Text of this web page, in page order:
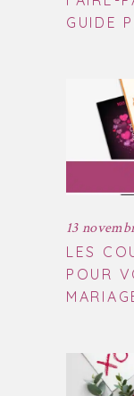
GUIDE
13
LES
POUR